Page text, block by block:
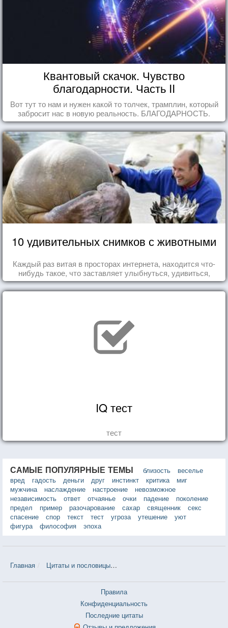
Квантовый скачок. Чувство
благодарности. Часть II
Вот тут то нам и нужен какой то толчек, трамплин, который
забросит нас в новую реальность. БЛАГОДАРНОСТЬ.
10 удивительных снимков с животными
Каждый раз витая в просторах интернета, находится что-
нибудь такое, что заставляет улыбнуться, удивиться,
восхититься...
IQ тест
тест
САМЫЕ ПОПУЛЯРНЫЕ ТЕМЫ близость
веселье
вред
гадость деньги друг инстинкт критика
миг
мужчина
наслаждение настроение
невозможное
независимость
ответ отчаянье очки падение
поколение
предел
пример разочарование сахар священник
секс
спасение
спор текст тест угроза утешение
уют
фигура
философия эпоха
Главная Цитаты и пословицы
Правила
Конфиденциальность
Последние цитаты